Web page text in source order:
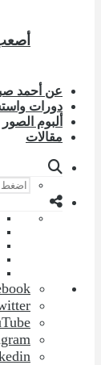
عن أحمد
دورات
ألبوم الصور
مقالات